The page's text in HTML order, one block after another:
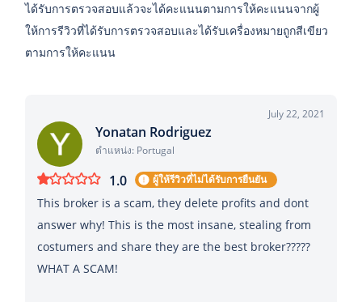
ได้รับการตรวจสอบแล้วจะได้คะแนนตามการให้คะแนนจากผู้
ให้การรีวิวที่ได้รับการตรวจสอบและได้รับเครื่องหมายถูกสีเขียว
ตามการให้คะแนน
July 22, 2021
Yonatan Rodriguez
ตำแหน่ง: Portugal
1.0 ผู้ให้รีวิวที่ไม่ได้รับการยืนยัน
This broker is a scam, they delete profits and dont
answer why! This is the most insane, stealing from
costumers and share they are the best broker?????
WHAT A SCAM!